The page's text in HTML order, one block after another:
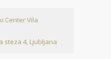
Center Vila
steza 4, Ljubljana